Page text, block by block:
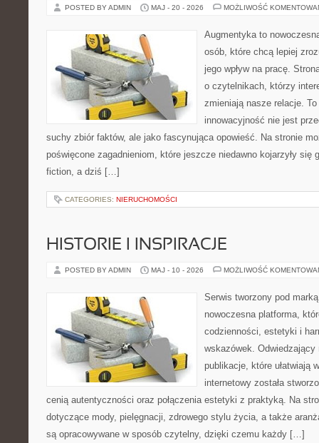
POSTED BY ADMIN MAJ - 20 - 2026 MOŻLIWOŚĆ
Augmentyka to
osób, które chcą lepiej
jego wpływ na pracę.
o czytelnikach, którzy
zmieniają nasze relacje.
innowacyjność nie jest
suchy zbiór faktów, ale jako fascynująca opowieść. Na stronie
poświęcone zagadnieniom, które jeszcze niedawno kojarzyły się
fiction, a dziś […]
CATEGORIES: NIERUCHOMOŚCI
HISTORIE I INSPIRACJE
POSTED BY ADMIN MAJ - 10 - 2026 MOŻLIWOŚĆ
Serwis tworzony pod
nowoczesna platforma,
codzienności, estetyki i
wskazówek.
publikacje, które ułatwiają
internetowy została
cenią autentyczności oraz połączenia estetyki z praktyką. Na
dotyczące mody, pielęgnacji, zdrowego stylu życia, a także
są opracowywane w sposób czytelny, dzięki czemu każdy […]